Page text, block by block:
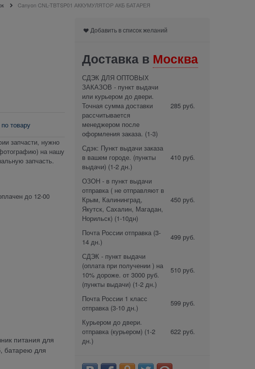
Canyon CNL-TBTSP01 АККУМУЛЯТОР АКБ БАТАРЕЯ
товару
запчасти, нужно
на нашу
запчасть.
до 12-00
питания для
батарею для
Добавить в список желаний
Доставка в Москва
СДЭК ДЛЯ ОПТОВЫХ
ЗАКАЗОВ - пункт выдачи
или курьером до двери.
Точная сумма доставки
рассчитывается
менеджером после
оформления заказа. (1-3)
285 руб.
Сдэк: Пункт выдачи заказа
в вашем городе. (пункты
выдачи) (1-2 дн.)
410 руб.
ОЗОН - в пункт выдачи
отправка ( не отправляют в
Крым, Калининград,
Якутск, Сахалин, Магадан,
Норильск) (1-10дн)
450 руб.
Почта России отправка (3-
14 дн.)
499 руб.
СДЭК - пункт выдачи
(оплата при получении ) на
10% дороже. от 3000 руб.
(пункты выдачи) (1-2 дн.)
510 руб.
Почта России 1 класс
отправка (3-10 дн.)
599 руб.
Курьером до двери.
отправка (курьером) (1-2
дн.)
622 руб.